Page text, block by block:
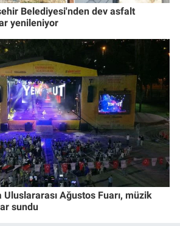
Belediyesi'nden dev asfalt
yenileniyor
Ağustos Fuarı, müzik
sundu